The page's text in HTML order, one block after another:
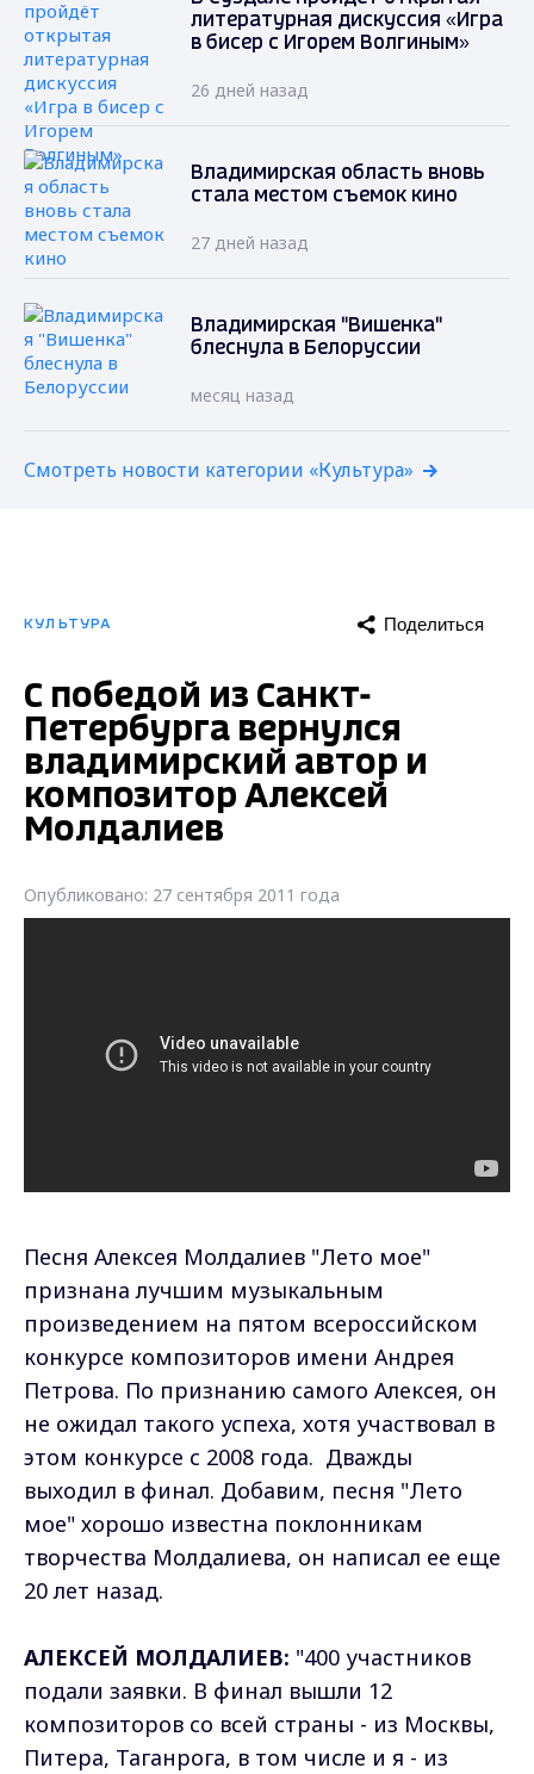
литературная дискуссия «Игра
в бисер с Игорем Волгиным»
26 дней назад
Владимирская область вновь
стала местом съемок кино
27 дней назад
Владимирская "Вишенка"
блеснула в Белоруссии
месяц назад
Смотреть новости категории «Культура»
КУЛЬТУРА Поделиться
С победой из Санкт-
Петербурга вернулся
владимирский автор и
композитор Алексей
Молдалиев
Опубликовано: 27 сентября 2011 года
Песня Алексея Молдалиев "Лето мое"
признана лучшим музыкальным
произведением на пятом всероссийском
конкурсе композиторов имени Андрея
Петрова. По признанию самого Алексея, он
не ожидал такого успеха, хотя участвовал в
этом конкурсе с 2008 года. Дважды
выходил в финал. Добавим, песня "Лето
мое" хорошо известна поклонникам
творчества Молдалиева, он написал ее еще
20 лет назад.
АЛЕКСЕЙ МОЛДАЛИЕВ: "400 участников
подали заявки. В финал вышли 12
композиторов со всей страны - из Москвы,
Питера, Таганрога, в том числе и я - из